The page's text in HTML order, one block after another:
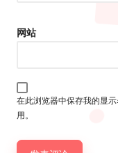
网站
在此浏览器中保存我的显
用。